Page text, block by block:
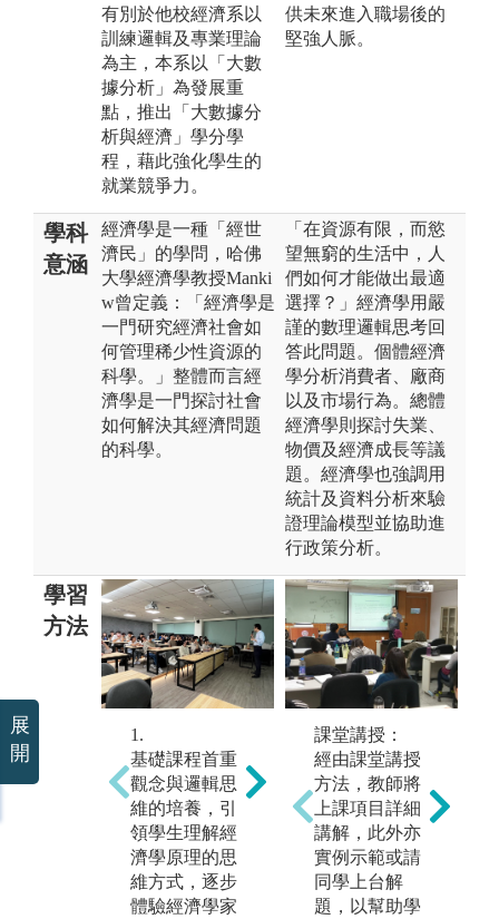
有別於他校經濟系以
訓練邏輯及專業理論
為主，本系以「大數
據分析」為發展重
點，推出「大數據分
析與經濟」學分學
程，藉此強化學生的
就業競爭力。
供未來進入職場後的
堅強人脈。
學科
意涵
經濟學是一種「經世
濟民」的學問，哈佛
大學經濟學教授Manki
w曾定義：「經濟學是
一門研究經濟社會如
何管理稀少性資源的
科學。」整體而言經
濟學是一門探討社會
如何解決其經濟問題
的科學。
「在資源有限，而慾
望無窮的生活中，人
們如何才能做出最適
選擇？」經濟學用嚴
謹的數理邏輯思考回
答此問題。個體經濟
學分析消費者、廠商
以及市場行為。總體
經濟學則探討失業、
物價及經濟成長等議
題。經濟學也強調用
統計及資料分析來驗
證理論模型並協助進
行政策分析。
學習
方法
1.
基礎課程首重
觀念與邏輯思
維的培養，引
領學生理解經
濟學原理的思
維方式，逐步
體驗經濟學家
2.
進階之專業課
程強調分析能
力的訓練，透
過理論與模型
的推導，能完
整敘述消費者
或廠商行為，
課堂講授：
經由課堂講授
方法，教師將
上課項目詳細
講解，此外亦
實例示範或請
同學上台解
題，以幫助學
展
開